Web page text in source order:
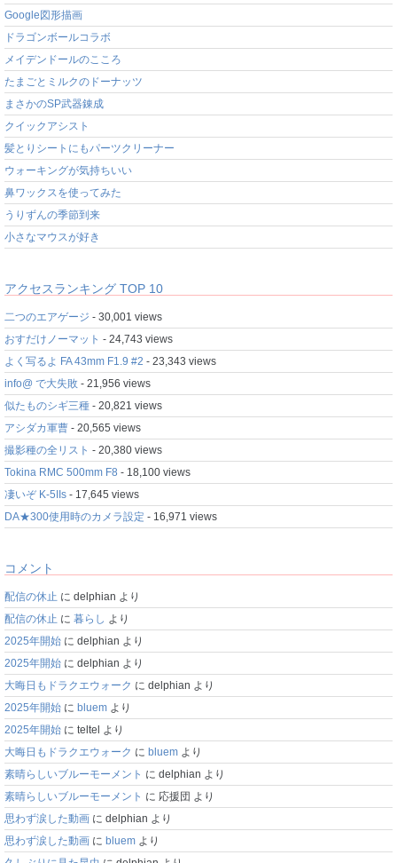
Google図形描画
ドラゴンボールコラボ
メイデンドールのこころ
たまごとミルクのドーナッツ
まさかのSP武器錬成
クイックアシスト
髪とりシートにもパーツクリーナー
ウォーキングが気持ちいい
鼻ワックスを使ってみた
うりずんの季節到来
小さなマウスが好き
アクセスランキング TOP 10
二つのエアゲージ - 30,001 views
おすだけノーマット - 24,743 views
よく写るよ FA 43mm F1.9 #2 - 23,343 views
info@ で大失敗 - 21,956 views
似たものシギ三種 - 20,821 views
アシダカ軍曹 - 20,565 views
撮影種の全リスト - 20,380 views
Tokina RMC 500mm F8 - 18,100 views
凄いぞ K-5IIs - 17,645 views
DA★300使用時のカメラ設定 - 16,971 views
コメント
配信の休止 に delphian より
配信の休止 に 暮らし より
2025年開始 に delphian より
2025年開始 に delphian より
大晦日もドラクエウォーク に delphian より
2025年開始 に bluem より
2025年開始 に teltel より
大晦日もドラクエウォーク に bluem より
素晴らしいブルーモーメント に delphian より
素晴らしいブルーモーメント に 応援団 より
思わず涙した動画 に delphian より
思わず涙した動画 に bluem より